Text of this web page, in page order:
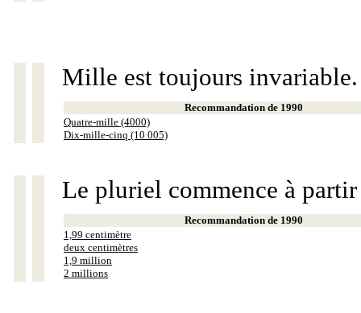
Mille est toujours invariable.
Recommandation de 1990
Quatre-mille (4000)
Dix-mille-cinq (10 005)
Le pluriel commence à
Recommandation de 1990
1,99 centimètre
deux centimètres
1,9 million
2 millions